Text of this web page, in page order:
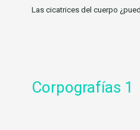
Las cicatrices del cuerpo
Corpografías 1